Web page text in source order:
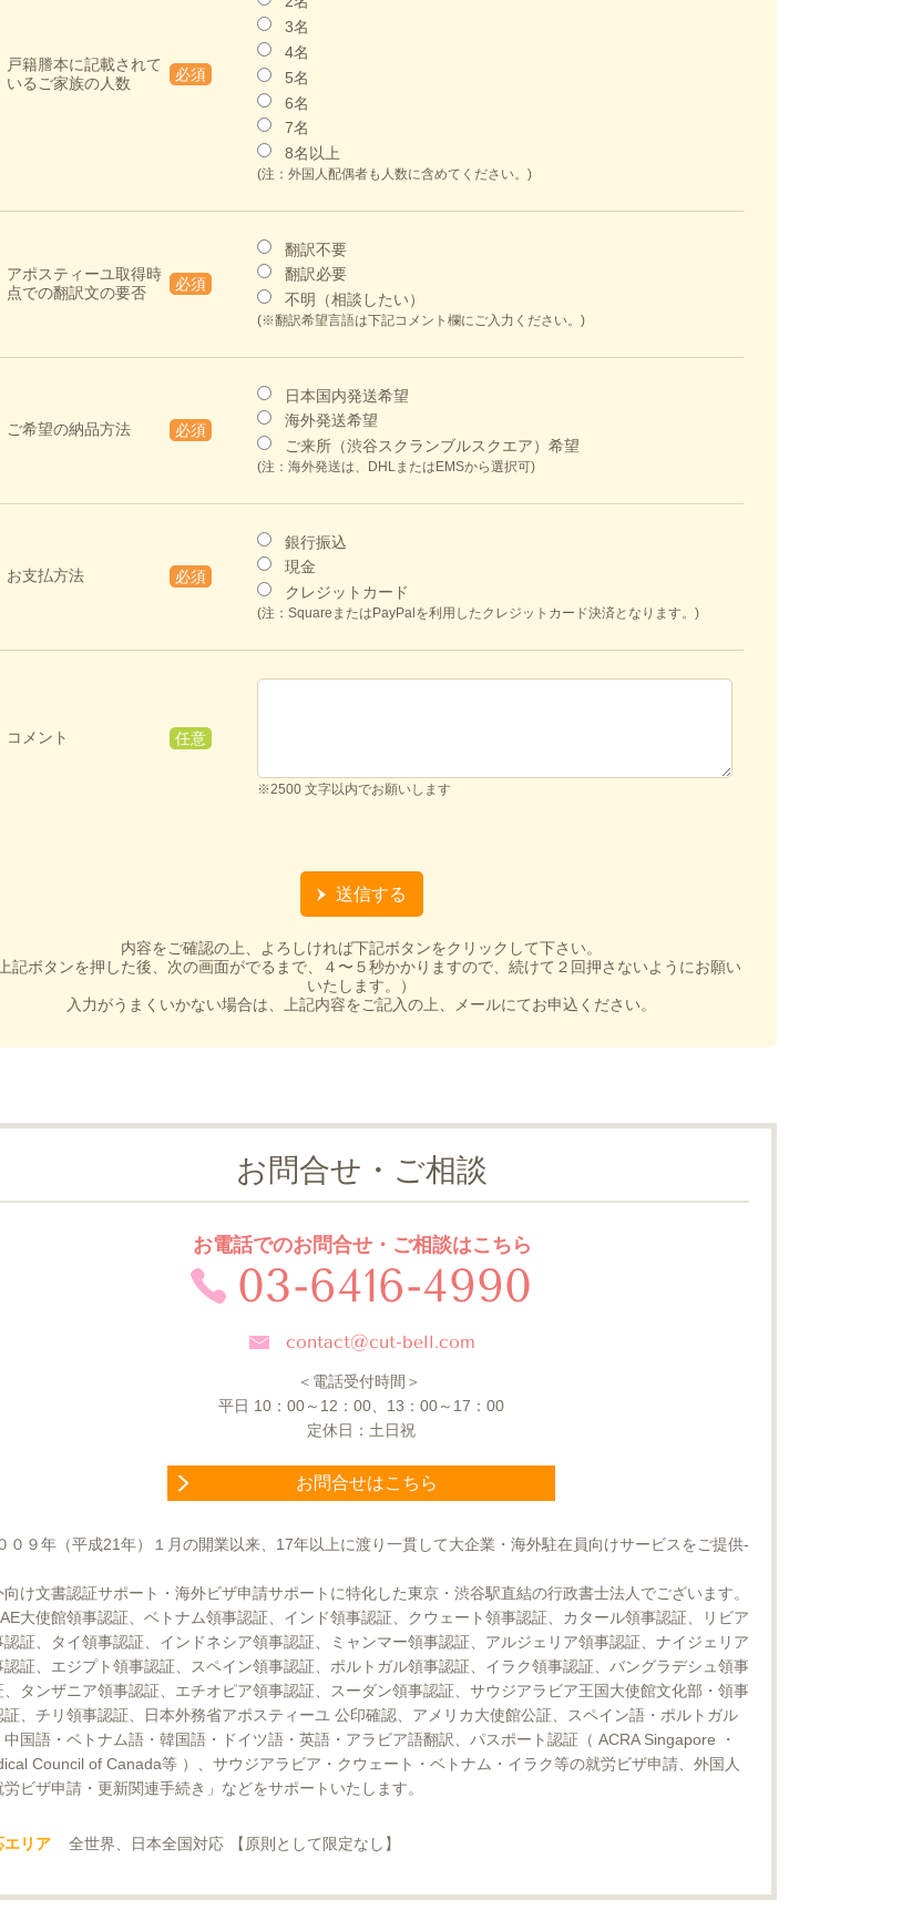
戸籍謄本に記載されて
いるご家族の人数
必須
3名
4名
5名
6名
7名
8名以上
(注：外国人配偶者も人数に含めてください。)
アポスティーユ取得時
点での翻訳文の要否
必須
翻訳不要
翻訳必要
不明（相談したい）
(※翻訳希望言語は下記コメント欄にご入力ください。)
ご希望の納品方法 必須
日本国内発送希望
海外発送希望
ご来所（渋谷スクランブルスクエア）希望
(注：海外発送は、DHLまたはEMSから選択可)
お支払方法 必須
銀行振込
現金
クレジットカード
(注：SquareまたはPayPalを利用したクレジットカード決済となります。)
コメント 任意
※2500 文字以内でお願いします
内容をご確認の上、よろしければ下記ボタンをクリックして下さい。
上記ボタンを押した後、次の画面がでるまで、４〜５秒かかりますので、続けて２回押さないようにお願い
いたします。）
入力がうまくいかない場合は、上記内容をご記入の上、メールにてお申込ください。
お問合せ・ご相談
お電話でのお問合せ・ご相談はこちら
03-6416-4990
contact@cut-bell.com
＜電話受付時間＞
平日 10 ： 00～12 ： 00 13 ： 00～17 ： 00
定休日：土日祝
お問合せはこちら
０９年（平成21年）１月の開業以来、17年以上に渡り一貫して大企業・海外駐在員向けサービスをご提供-
向け文書認証サポート・海外ビザ申請サポートに特化した東京・渋谷駅直結の行政書士法人でございます。
大使館領事認証、ベトナム領事認証、インド領事認証、クウェート領事認証、カタール領事認証、リビア
認証、タイ領事認証、インドネシア領事認証、ミャンマー領事認証、アルジェリア領事認証、ナイジェリア
認証、エジプト領事認証、スペイン領事認証、ポルトガル領事認証、イラク領事認証、バングラデシュ領事
、タンザニア領事認証、エチオピア領事認証、スーダン領事認証、サウジアラビア王国大使館文化部・領事
証、チリ領事認証、日本外務省アポスティーユ 公印確認、アメリカ大使館公証、スペイン語・ポルトガル
中国語・ベトナム語・韓国語・ドイツ語・英語・アラビア語翻訳、パスポート認証（ ACRA Singapore ・
Council of Canada等 ）、サウジアラビア・クウェート・ベトナム・イラク等の就労ビザ申請、外国人
労ビザ申請・更新関連手続き」などをサポートいたします。
エリア 全世界、日本全国対応 【原則として限定なし】